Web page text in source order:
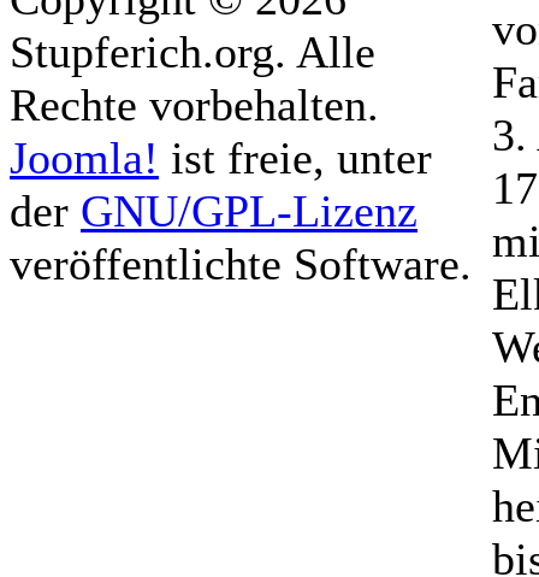
Stupferich.org. Alle
Rechte vorbehalten.
Joomla! ist freie, unter
der GNU/GPL-Lizenz
veröffentlichte Software.
3.